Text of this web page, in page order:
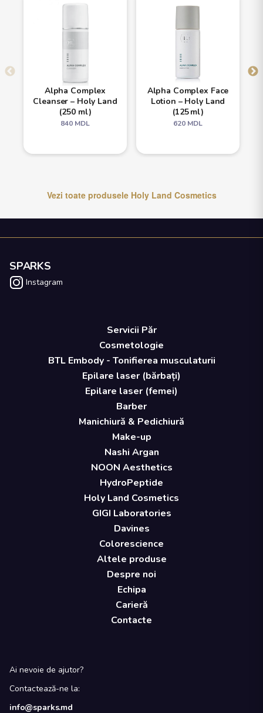
Alpha Complex
Cleanser – Holy Land
(250 ml)
840 MDL
Alpha Complex Face
Lotion – Holy Land
(125 ml)
620 MDL
Vezi toate produsele Holy Land Cosmetics
SPARKS
Instagram
Servicii Păr
Cosmetologie
BTL Embody - Tonifierea musculaturii
Epilare laser (bărbați)
Epilare laser (femei)
Barber
Manichiură & Pedichiură
Make-up
Nashi Argan
NOON Aesthetics
HydroPeptide
Holy Land Cosmetics
GIGI Laboratories
Davines
Colorescience
Altele produse
Despre noi
Echipa
Carieră
Contacte
Ai nevoie de ajutor?
Contactează-ne la:
info@sparks.md